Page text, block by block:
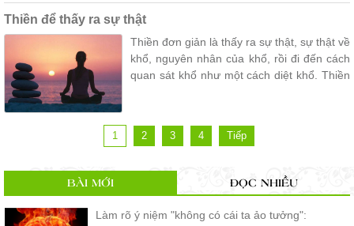
Thiền để thấy ra sự thật
Thiền đơn giản là thấy ra sự thật, sự thật về
khổ, nguyên nhân của khổ, rồi đi đến cách
quan sát khổ như một cách diệt khổ. Thiền
1 2 3 4 Tiếp
BÀI MỚI ĐỌC NHIỀU
Làm rõ ý niệm "không có cái ta ảo tưởng":